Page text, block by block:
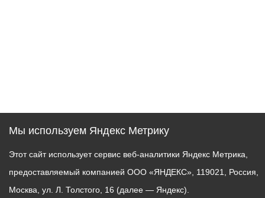
Мы используем Яндекс Метрику
Этот сайт использует сервис веб-аналитики Яндекс Метрика,
предоставляемый компанией ООО «ЯНДЕКС», 119021, Россия,
Москва, ул. Л. Толстого, 16 (далее — Яндекс).